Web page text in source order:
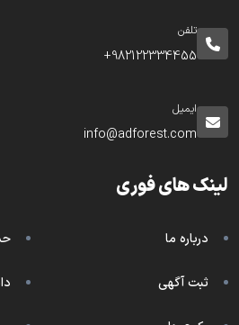
تلفن
982122334455+
ایمیل
info@adforest.com
لینک های فوری
درباره ما
ثبت آگهی